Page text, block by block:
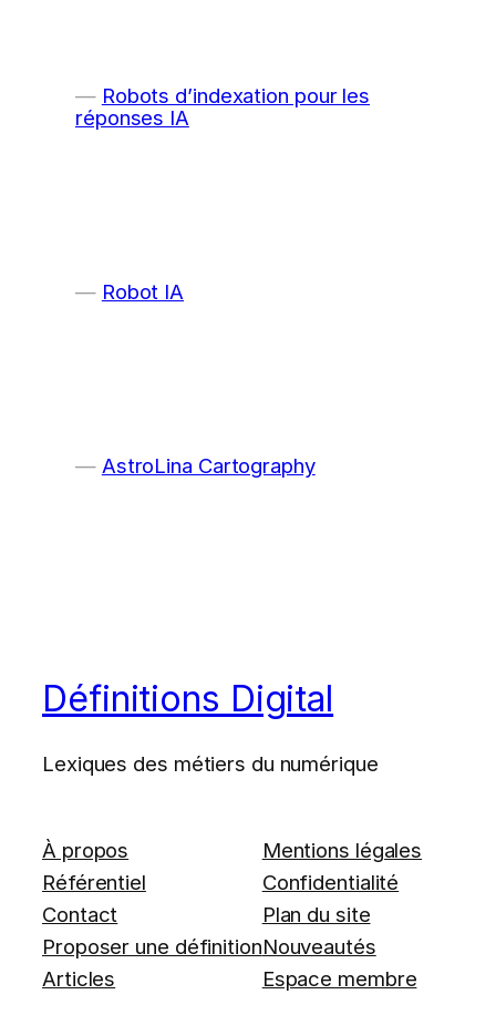
Robots d’indexation pour les
réponses IA
Robot IA
AstroLina Cartography
Définitions Digital
Lexiques des métiers du numérique
À propos
Référentiel
Contact
Proposer une définition
Articles
Mentions légales
Confidentialité
Plan du site
Nouveautés
Espace membre